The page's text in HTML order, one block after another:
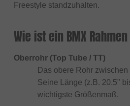
Freestyle standzuhalten.
Wie ist ein BMX
Oberrohr (Top Tube / TT)
Das obere Rohr
Seine Länge (z.B. 20.5"
wichtigste Größenmaß.